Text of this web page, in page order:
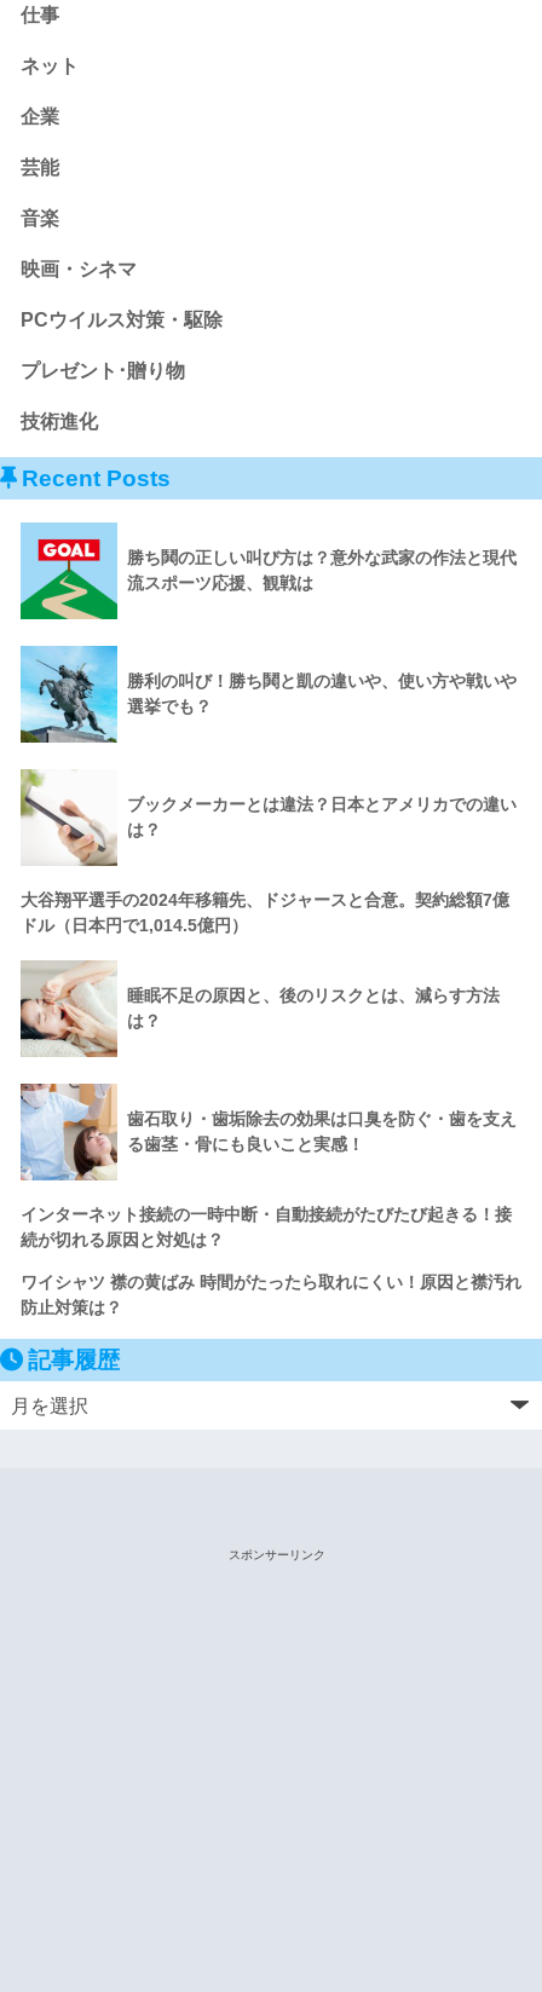
仕事
ネット
企業
芸能
音楽
映画・シネマ
PCウイルス対策・駆除
プレゼント･贈り物
技術進化
Recent Posts
勝ち鬨の正しい叫び方は？意外な武家の作法と現代
流スポーツ応援、観戦は
勝利の叫び！勝ち鬨と凱の違いや、使い方や戦いや
選挙でも？
ブックメーカーとは違法？日本とアメリカでの違い
は？
大谷翔平選手の2024年移籍先、ドジャースと合意。契約総額7億
ドル（日本円で1,014.5億円）
睡眠不足の原因と、後のリスクとは、減らす方法
は？
歯石取り・歯垢除去の効果は口臭を防ぐ・歯を支え
る歯茎・骨にも良いこと実感！
インターネット接続の一時中断・自動接続がたびたび起きる！接
続が切れる原因と対処は？
ワイシャツ 襟の黄ばみ 時間がたったら取れにくい！原因と襟汚れ
防止対策は？
記事履歴
スポンサーリンク